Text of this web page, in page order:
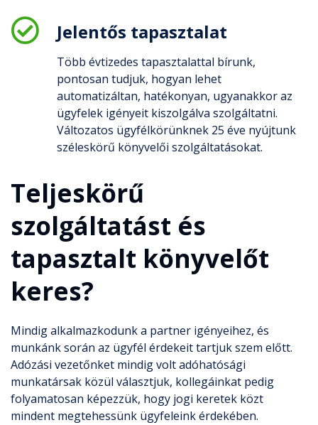
Jelentős tapasztalat
Több évtizedes tapasztalattal bírunk,
pontosan tudjuk, hogyan lehet
automatizáltan, hatékonyan, ugyanakkor az
ügyfelek igényeit kiszolgálva szolgáltatni.
Változatos ügyfélkörünknek 25 éve nyújtunk
széleskörű könyvelői szolgáltatásokat.
Teljeskörű
szolgáltatást és
tapasztalt könyvelőt
keres?
Mindig alkalmazkodunk a partner igényeihez, és
munkánk során az ügyfél érdekeit tartjuk szem előtt.
Adózási vezetőnket mindig volt adóhatósági
munkatársak közül választjuk, kollegáinkat pedig
folyamatosan képezzük, hogy jogi keretek közt
mindent megtehessünk ügyfeleink érdekében.